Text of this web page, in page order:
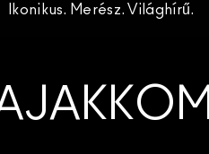
Ikonikus. Merész. Világhírű.